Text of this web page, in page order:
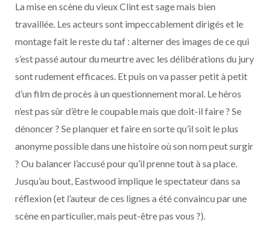
La mise en scène du vieux Clint est sage mais bien
travaillée. Les acteurs sont impeccablement dirigés et le
montage fait le reste du taf : alterner des images de ce qui
s’est passé autour du meurtre avec les délibérations du jury
sont rudement efficaces. Et puis on va passer petit à petit
d’un film de procès à un questionnement moral. Le héros
n’est pas sûr d’être le coupable mais que doit-il faire ? Se
dénoncer ? Se planquer et faire en sorte qu’il soit le plus
anonyme possible dans une histoire où son nom peut surgir
? Ou balancer l’accusé pour qu’il prenne tout à sa place.
Jusqu’au bout, Eastwood implique le spectateur dans sa
réflexion (et l’auteur de ces lignes a été convaincu par une
scène en particulier, mais peut-être pas vous ?).